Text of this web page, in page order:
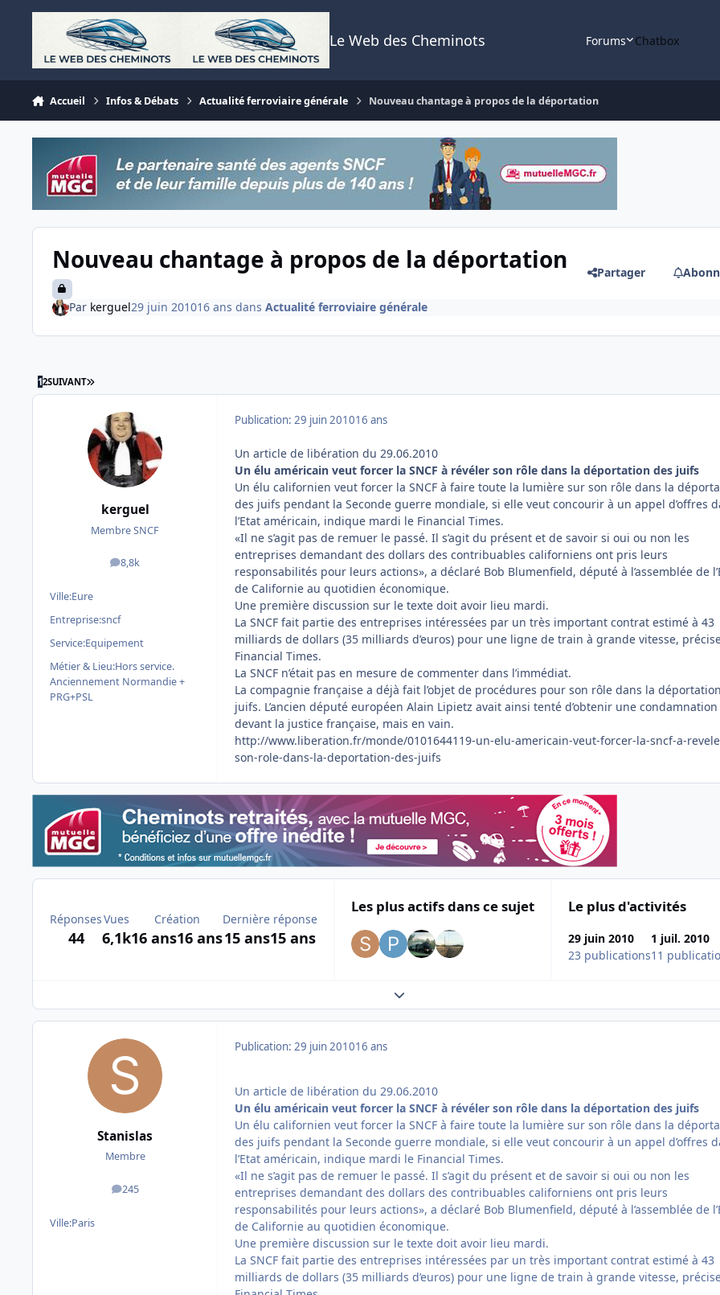
Aller au contenu
Le Web des Cheminots Forums Chatbox
Accueil Infos & Débats Actualité ferroviaire générale Nouveau chantage à propos de la déportation
Nouveau chantage à propos de la déportation Partager
Par kerguel29 juin 201016 ans dans Actualité ferroviaire générale
12SUIVANT DERNIÈRE PAGE
kerguel
Membre SNCF
8,8k
messages
Ville:Eure
Entreprise:sncf
Service:Equipement
Métier & Lieu:Hors service.
Anciennement Normandie +
PRG+PSL
Publication: 29 juin 201016 ans
Un article de libération du 29.06.2010
Un élu américain veut forcer la SNCF à révéler son rôle dans la déportation des juifs
Un élu californien veut forcer la SNCF à faire toute la lumière sur son rôle dans la
des juifs pendant la Seconde guerre mondiale, si elle veut concourir à un appel d’offres
l’Etat américain, indique mardi le Financial Times.
«Il ne s’agit pas de remuer le passé. Il s’agit du présent et de savoir si oui ou non les
entreprises demandant des dollars des contribuables californiens ont pris leurs
responsabilités pour leurs actions», a déclaré Bob Blumenfield, député à l’assemblée de
de Californie au quotidien économique.
Une première discussion sur le texte doit avoir lieu mardi.
La SNCF fait partie des entreprises intéressées par un très important contrat estimé à 43
milliards de dollars (35 milliards d’euros) pour une ligne de train à grande vitesse,
Financial Times.
La SNCF n’était pas en mesure de commenter dans l’immédiat.
La compagnie française a déjà fait l’objet de procédures pour son rôle dans la
juifs. L’ancien député européen Alain Lipietz avait ainsi tenté d’obtenir une condamnation
devant la justice française, mais en vain.
http://www.liberation.fr/monde/0101644119-un-elu-americain-veut-forcer-la-sncf-a-
son-role-dans-la-deportation-des-juifs
Réponses
44
Vues
6,1k
Création
16 ans16 ans
Dernière réponse
15 ans15 ans
Les plus actifs dans ce sujet Le plus d'activités
29 juin 2010
23 publications
1 juil. 2010
11
Expand topic overview
Stanislas
Membre
245
messages
Ville:Paris
Publication: 29 juin 201016 ans
Un article de libération du 29.06.2010
Un élu américain veut forcer la SNCF à révéler son rôle dans la déportation des juifs
Un élu californien veut forcer la SNCF à faire toute la lumière sur son rôle dans la
des juifs pendant la Seconde guerre mondiale, si elle veut concourir à un appel d’offres
l’Etat américain, indique mardi le Financial Times.
«Il ne s’agit pas de remuer le passé. Il s’agit du présent et de savoir si oui ou non les
entreprises demandant des dollars des contribuables californiens ont pris leurs
responsabilités pour leurs actions», a déclaré Bob Blumenfield, député à l’assemblée de
de Californie au quotidien économique.
Une première discussion sur le texte doit avoir lieu mardi.
La SNCF fait partie des entreprises intéressées par un très important contrat estimé à 43
milliards de dollars (35 milliards d’euros) pour une ligne de train à grande vitesse,